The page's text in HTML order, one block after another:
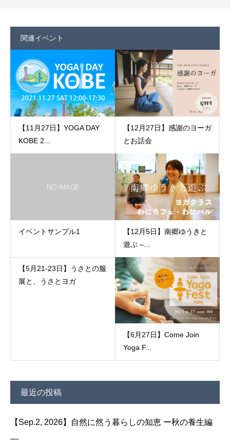
関連イベント
【11月27日】YOGA DAY
KOBE 2...
【12月27日】感謝のヨーガ
とお話会
イベントサンプル1
【12月5日】南郷ゆうきと
遊ぶ –...
【5月21-23日】うさとの服
展と、うさとヨガ
【6月27日】Come Join
Yoga F...
最近の投稿
【Sep.2, 2026】自然に然う暮らしの知恵 ー秋の養生編
—